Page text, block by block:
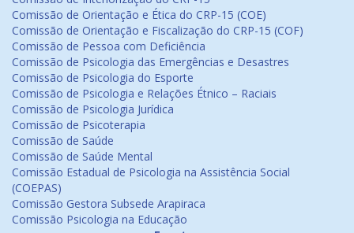
Comissão de Orientação e Ética do CRP-15 (COE)
Comissão de Orientação e Fiscalização do CRP-15 (COF)
Comissão de Pessoa com Deficiência
Comissão de Psicologia das Emergências e Desastres
Comissão de Psicologia do Esporte
Comissão de Psicologia e Relações Étnico – Raciais
Comissão de Psicologia Jurídica
Comissão de Psicoterapia
Comissão de Saúde
Comissão de Saúde Mental
Comissão Estadual de Psicologia na Assistência Social
(COEPAS)
Comissão Gestora Subsede Arapiraca
Comissão Psicologia na Educação